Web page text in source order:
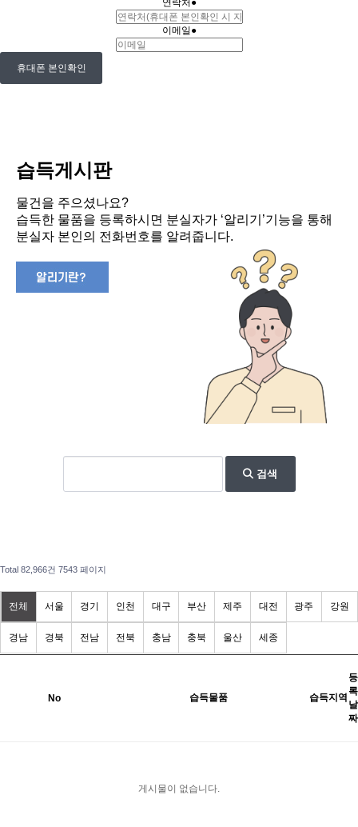
연락처 ●
이메일 ●
휴대폰 본인확인
습득게시판
물건을 주으셨나요?
습득한 물품을 등록하시면 분실자가 ‘알리기’기능을 통해
분실자 본인의 전화번호를 알려줍니다.
검색
Total 82,966건 7543 페이지
전체 서울 경기 인천 대구 부산 제주 대전 광주 강원
경남 경북 전남 전북 충남 충북 울산 세종
No 습득물품 습득지역
등
록
날
짜
게시물이 없습니다.